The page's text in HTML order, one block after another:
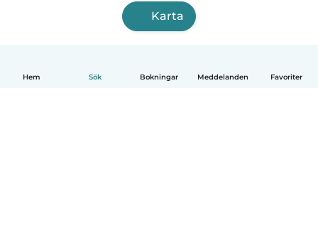
Hem Sök Bokningar Meddelanden Favoriter
Karta